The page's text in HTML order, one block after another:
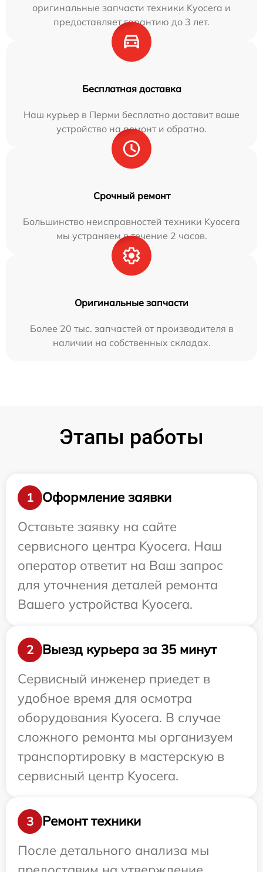
оригинальные запчасти техники Kyocera и
предоставляет гарантию до 3 лет.
Бесплатная доставка
Наш курьер в Перми бесплатно доставит ваше
устройство на ремонт и обратно.
Срочный ремонт
Большинство неисправностей техники Kyocera
мы устраняем в течение 2 часов.
Оригинальные запчасти
Более 20 тыс. запчастей от производителя в
наличии на собственных складах.
Этапы работы
1
Оформление заявки
Оставьте заявку на сайте
сервисного центра Kyocera. Наш
оператор ответит на Ваш запрос
для уточнения деталей ремонта
Вашего устройства Kyocera.
2
Выезд курьера за 35 минут
Сервисный инженер приедет в
удобное время для осмотра
оборудования Kyocera. В случае
сложного ремонта мы организуем
транспортировку в мастерскую в
сервисный центр Kyocera.
3
Ремонт техники
После детального анализа мы